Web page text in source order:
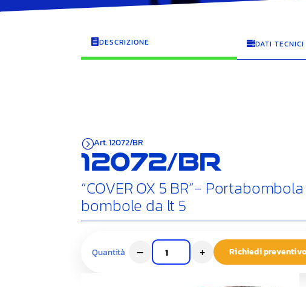
DESCRIZIONE DATI TECNICI
=Art. 12072/BR
12072/BR
“COVER OX 5 BR”-
bombole da lt 5
Quantità – + Richiedi preventivo